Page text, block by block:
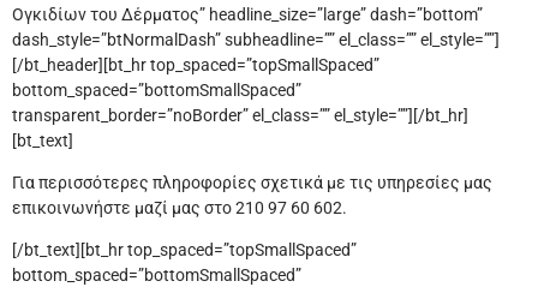
Ογκιδίων του Δέρματος” headline_size=”large” dash=”bottom”
dash_style=”btNormalDash” subheadline=”” el_class=”” el_style=””]
[/bt_header][bt_hr top_spaced=”topSmallSpaced”
bottom_spaced=”bottomSmallSpaced”
transparent_border=”noBorder” el_class=”” el_style=””][/bt_hr]
[bt_text]
Για περισσότερες πληροφορίες σχετικά με τις υπηρεσίες μας
επικοινωνήστε μαζί μας στο 210 97 60 602.
[/bt_text][bt_hr top_spaced=”topSmallSpaced”
bottom_spaced=”bottomSmallSpaced”